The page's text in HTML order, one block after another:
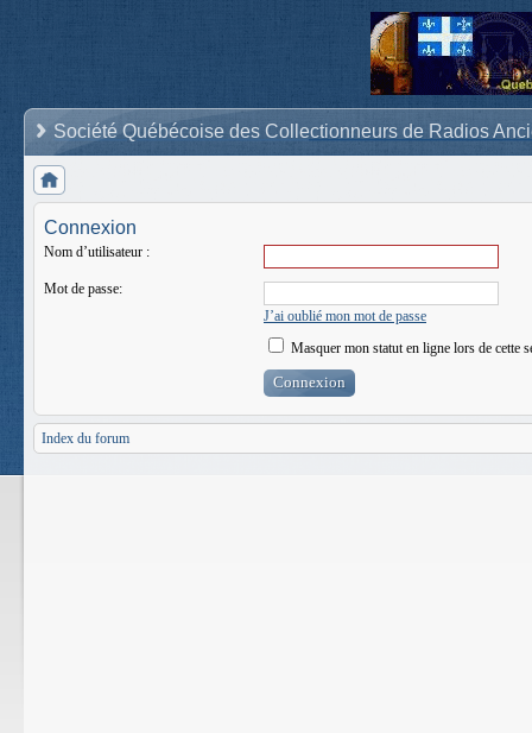
Société Québécoise des Collectionneurs de Radios
Connexion
Nom d’utilisateur :
Mot de passe:
J’ai oublié mon mot de passe
Masquer mon statut en ligne lors de cette
Index du forum